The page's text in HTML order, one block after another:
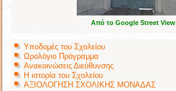
Από το Google Street View
Υποδομές του Σχολείου
Ωρολόγιο Πρόγραμμα
Ανακοινώσεις Διεύθυνσης
Η ιστορία του Σχολείου
ΑΞΙΟΛΟΓΗΣΗ ΣΧΟΛΙΚΗΣ ΜΟΝΑΔΑΣ